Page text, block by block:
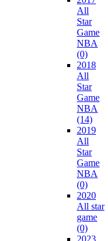
All
Star
Game
NBA
(0)
2018
All
Star
Game
NBA
(14)
2019
All
Star
Game
NBA
(0)
2020
All star
game
(0)
2023